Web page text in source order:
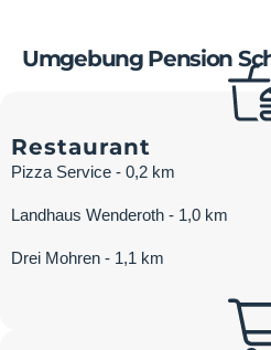
Umgebung Pension
Restaurant
Pizza Service - 0,2 km
Landhaus Wenderoth - 1,0 km
Drei Mohren - 1,1 km